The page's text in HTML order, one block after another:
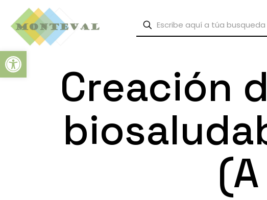
Abrir barra de herramientas
Creación